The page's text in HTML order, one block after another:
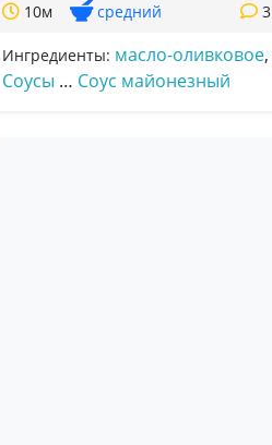
10м средний 3
Ингредиенты: масло-оливковое,
Соусы … Соус майонезный